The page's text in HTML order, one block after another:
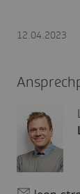
12.04.2023